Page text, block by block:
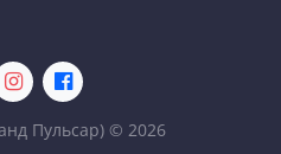
Пульсар) © 2026